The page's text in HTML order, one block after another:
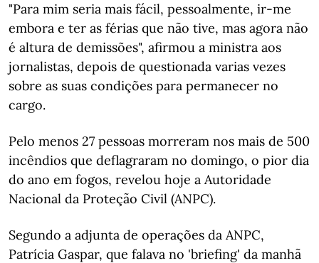
"Para mim seria mais fácil, pessoalmente, ir-me
embora e ter as férias que não tive, mas agora não
é altura de demissões", afirmou a ministra aos
jornalistas, depois de questionada varias vezes
sobre as suas condições para permanecer no
cargo.
Pelo menos 27 pessoas morreram nos mais de 500
incêndios que deflagraram no domingo, o pior dia
do ano em fogos, revelou hoje a Autoridade
Nacional da Proteção Civil (ANPC).
Segundo a adjunta de operações da ANPC,
Patrícia Gaspar, que falava no 'briefing' da manhã